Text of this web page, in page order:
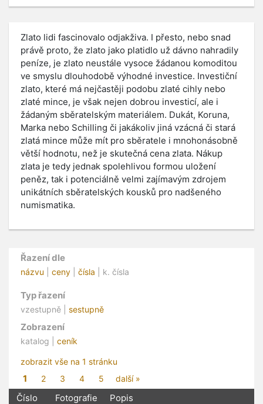
Zlato lidi fascinovalo odjakživa. I přesto, nebo snad
právě proto, že zlato jako platidlo už dávno nahradily
peníze, je zlato neustále vysoce žádanou komoditou
ve smyslu dlouhodobě výhodné investice. Investiční
zlato, které má nejčastěji podobu zlaté cihly nebo
zlaté mince, je však nejen dobrou investicí, ale i
žádaným sběratelským materiálem. Dukát, Koruna,
Marka nebo Schilling či jakákoliv jiná vzácná či stará
zlatá mince může mít pro sběratele i mnohonásobně
větší hodnotu, než je skutečná cena zlata. Nákup
zlata je tedy jednak spolehlivou formou uložení
peněz, tak i potenciálně velmi zajímavým zdrojem
unikátních sběratelských kousků pro nadšeného
numismatika.
Řazení dle
názvu ceny čísla | k. čísla
Typ řazení
vzestupně | sestupně
Zobrazení
katalog | ceník
zobrazit vše na 1 stránku
1 2 3 4 5 další »
Číslo Fotografie
Popis